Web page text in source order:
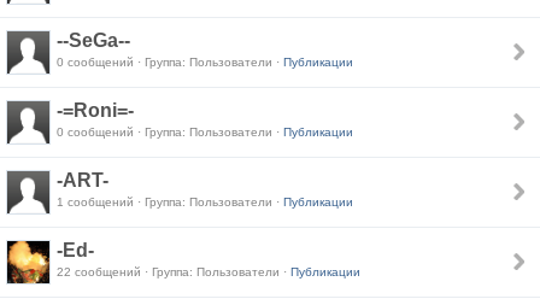
--SeGa--
0 сообщений · Группа: Пользователи · Публикации
-=Roni=-
0 сообщений · Группа: Пользователи · Публикации
-ART-
1 сообщений · Группа: Пользователи · Публикации
-Ed-
22 сообщений · Группа: Пользователи · Публикации